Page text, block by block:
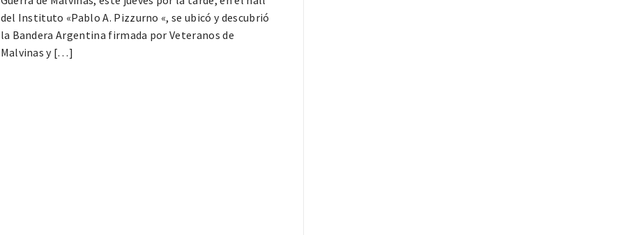
del Instituto «Pablo A. Pizzurno «, se ubicó y descubrió
la Bandera Argentina firmada por Veteranos de
Malvinas y […]